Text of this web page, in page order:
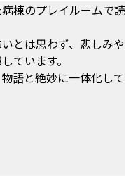
棟のプレイルームで読
とは思わず、悲しみや
ています。
語と絶妙に一体化して